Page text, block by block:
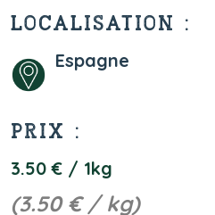
LOCALISATION :
Espagne
PRIX :
3.50 € / 1kg
(3.50 € / kg)